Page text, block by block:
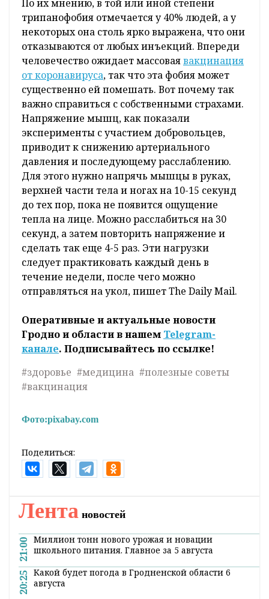
По их мнению, в той или иной степени
трипанофобия отмечается у 40% людей, а у
некоторых она столь ярко выражена, что они
отказываются от любых инъекций. Впереди
человечество ожидает массоваявакцинация
от коронавируса, так что эта фобия может
существенно ей помешать. Вот почему так
важно справиться с собственными страхами.
Напряжение мышц, как показали
эксперименты с участием добровольцев,
приводит к снижению артериального
давления и последующему расслаблению.
Для этого нужно напрячь мышцы в руках,
верхней части тела и ногах на 10-15 секунд
до тех пор, пока не появится ощущение
тепла на лице. Можно расслабиться на 30
секунд, а затем повторить напряжение и
сделать так еще 4-5 раз. Эти нагрузки
следует практиковать каждый день в
течение недели, после чего можно
отправляться на укол, пишет The Daily Mail.
Оперативные и актуальные новости
Гродно и области в нашем Telegram-
канале. Подписывайтесь по ссылке!
#здоровье #медицина #полезные советы
#вакцинация
Фото:pixabay.com
Поделиться:
Лента новостей
21:00 Миллион тонн нового урожая и новации
школьного питания. Главное за 5 августа
20:25 Какой будет погода в Гродненской области 6
августа